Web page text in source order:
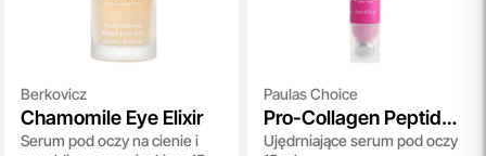
Berkovicz
Chamomile Eye Elixir
Serum pod oczy na cienie i
Paulas Choice
Pro-Collagen Peptide
Firming Eye Serum
Ujędrniające serum pod oczy